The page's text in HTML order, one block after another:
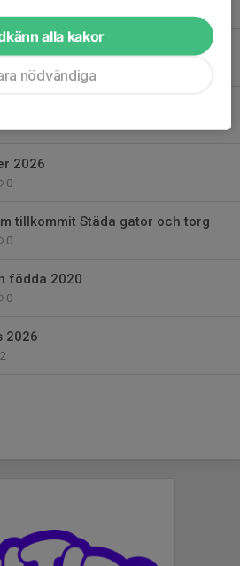
2026
0
tillkommit Städa gator och torg
0
födda 2020
0
2026
2
alla kakor
nödvändiga